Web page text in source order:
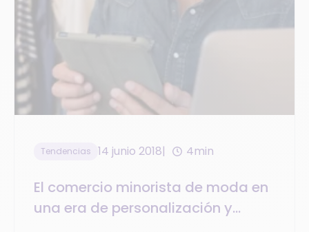
Tendencias 14 junio 2018 4min
El comercio minorista de moda en
una era de personalización y